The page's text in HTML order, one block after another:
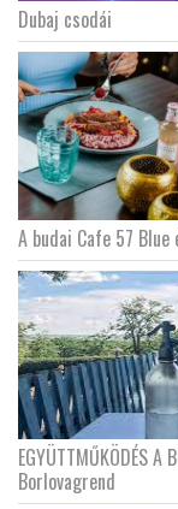
Dubaj csodái
A budai Cafe 57
EGYÜTTMŰKÖDÉS A
Borlovagrend